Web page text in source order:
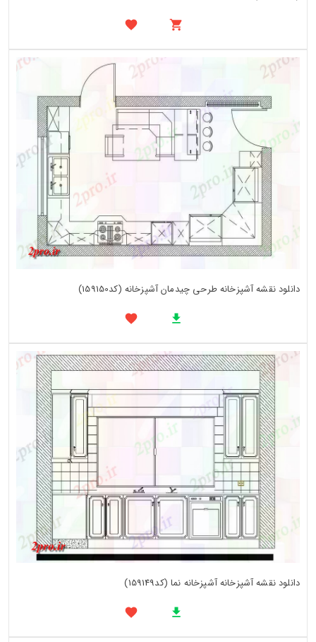
دانلود نقشه آشپزخانه طرحی چیدمان آشپزخانه (کد159150)
دانلود نقشه آشپزخانه آشپزخانه نما (کد159149)